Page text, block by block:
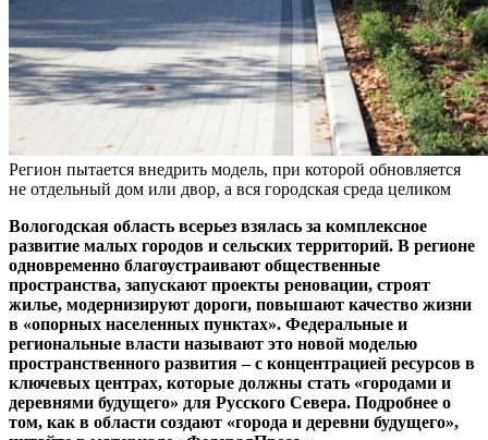
Регион пытается внедрить модель, при которой обновляется
не отдельный дом или двор, а вся городская среда целиком
Вологодская область всерьез взялась за комплексное
развитие малых городов и сельских территорий. В регионе
одновременно благоустраивают общественные
пространства, запускают проекты реновации, строят
жилье, модернизируют дороги, повышают качество жизни
в «опорных населенных пунктах». Федеральные и
региональные власти называют это новой моделью
пространственного развития – с концентрацией ресурсов в
ключевых центрах, которые должны стать «городами и
деревнями будущего» для Русского Севера. Подробнее о
том, как в области создают «города и деревни будущего»,